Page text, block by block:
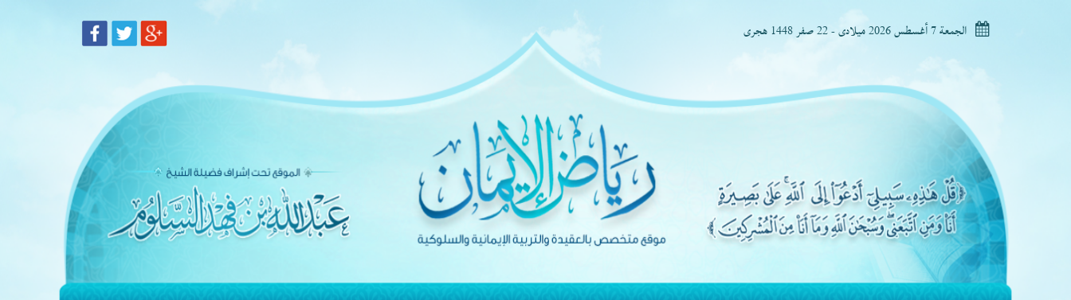
الجمعة 7 أغسطس 2026 ميلادى - 22 صفر 1448 هجرى